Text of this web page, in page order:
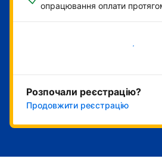
опрацювання оплати
Розпочати зараз
Розпочали реєстрацію?
Продовжити реєстрацію